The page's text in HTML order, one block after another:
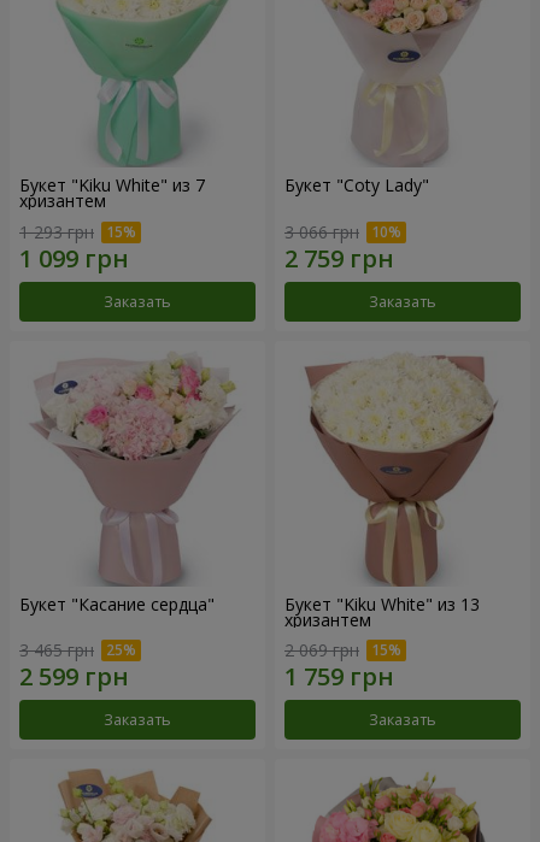
Букет "Kiku White" из 7
хризантем
1 293 грн
Заказать
Букет "Coty Lady"
3 066 грн
Заказать
Букет "Касание сердца"
3 465 грн
Заказать
Букет "Kiku White" из 13
хризантем
2 069 грн
Заказать